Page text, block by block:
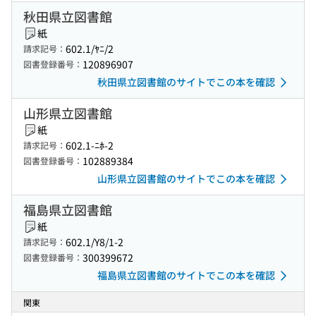
秋田県立図書館
紙
請求記号： 602.1/ﾔﾆ/2
図書登録番号： 120896907
秋田県立図書館のサイトでこの本を確認
山形県立図書館
紙
請求記号： 602.1-ﾆﾎ-2
図書登録番号： 102889384
山形県立図書館のサイトでこの本を確認
福島県立図書館
紙
請求記号： 602.1/Y8/1-2
図書登録番号： 300399672
福島県立図書館のサイトでこの本を確認
関東